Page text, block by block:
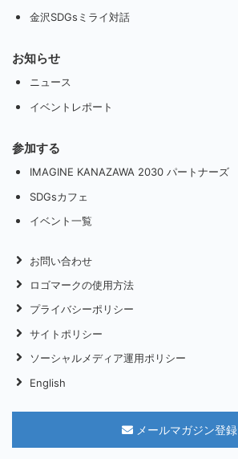
金沢SDGsミライ対話
お知らせ
ニュース
イベントレポート
参加する
IMAGINE KANAZAWA 2030 パートナーズ
SDGsカフェ
イベント一覧
お問い合わせ
ロゴマークの使用方法
プライバシーポリシー
サイトポリシー
ソーシャルメディア運用ポリシー
English
メールマガジン登録